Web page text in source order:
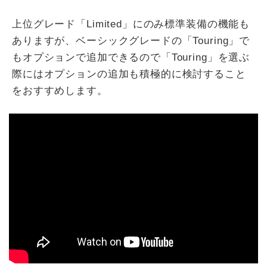
上位グレード「Limited」にのみ標準装備の機能も
ありますが、ベーシックグレードの「Touring」で
もオプションで追加できるので「Touring」を選ぶ
際にはオプションの追加も積極的に検討すること
をおすすめします。